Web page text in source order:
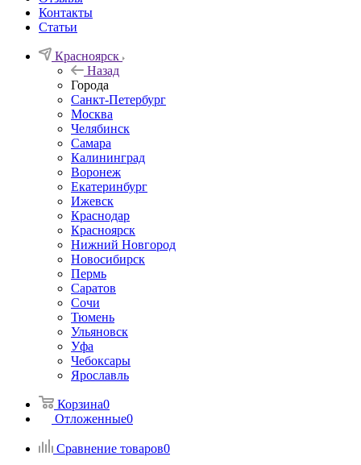
Контакты
Статьи
Красноярск
Назад
Города
Санкт-Петербург
Москва
Челябинск
Самара
Калининград
Воронеж
Екатеринбург
Ижевск
Краснодар
Красноярск
Нижний Новгород
Новосибирск
Пермь
Саратов
Сочи
Тюмень
Ульяновск
Уфа
Чебоксары
Ярославль
Корзина0
Отложенные0
Сравнение товаров0